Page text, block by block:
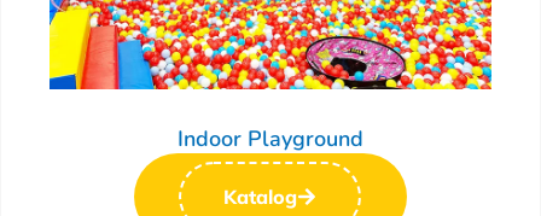
Indoor Playground
Katalog